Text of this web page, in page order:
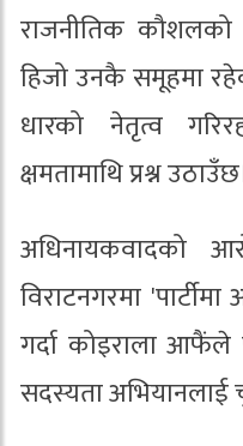
राजनीतिक
हिजो उनकै समूहमा
धारको नेतृत्व
क्षमतामाथि प्रश्न
अधिनायकवादको
विराटनगरमा
गर्दा कोइराला आफैंले
सदस्यता अभियानलाई